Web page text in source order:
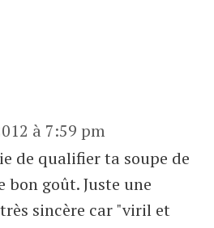
à 7:59 pm
de qualifier ta soupe de
bon goût. Juste une
sincère car "viril et